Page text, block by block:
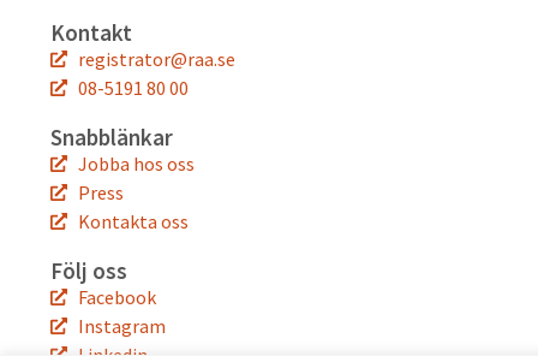
Kontakt
registrator@raa.se
08-5191 80 00
Snabblänkar
Jobba hos oss
Press
Kontakta oss
Följ oss
Facebook
Instagram